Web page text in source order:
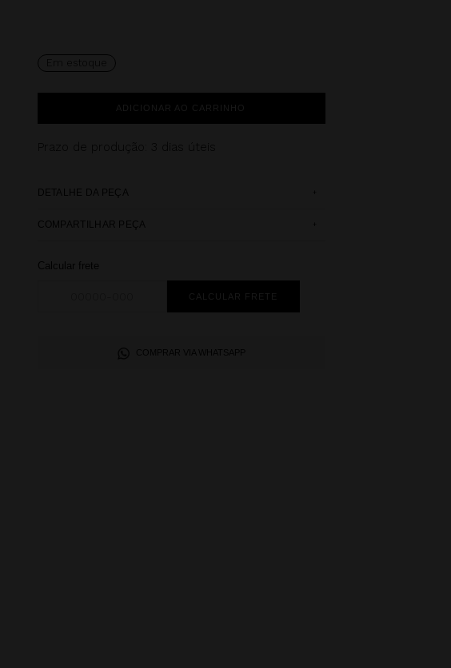
Em estoque
ADICIONAR AO CARRINHO
Prazo de produção : 3 dias úteis
DETALHE DA PEÇA +
COMPARTILHAR PEÇA +
Calcular frete
COMPRAR VIA WHATSAPP